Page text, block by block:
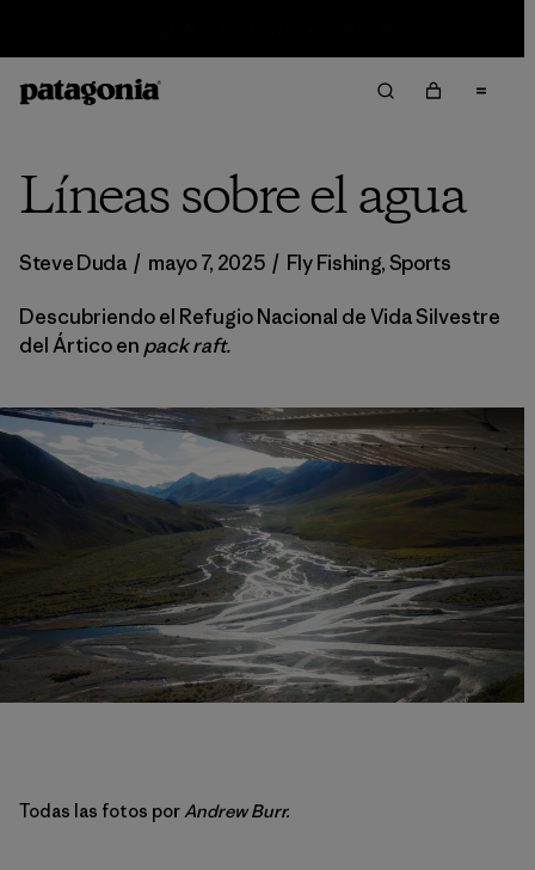
Líneas sobre el agua
Steve Duda / mayo 7, 2025 / Fly Fishing,Sports
Descubriendo el Refugio Nacional de Vida Silvestre
del Ártico en pack raft.
Todas las fotos porAndrew Burr.